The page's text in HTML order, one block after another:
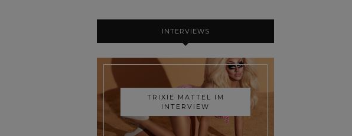
INTERVIEWS
TRIXIE MATTEL IM
INTERVIEW